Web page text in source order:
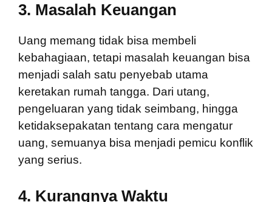
3. Masalah Keuangan
Uang memang tidak bisa membeli
kebahagiaan, tetapi masalah keuangan bisa
menjadi salah satu penyebab utama
keretakan rumah tangga. Dari utang,
pengeluaran yang tidak seimbang, hingga
ketidaksepakatan tentang cara mengatur
uang, semuanya bisa menjadi pemicu konflik
yang serius.
4. Kurangnya Waktu